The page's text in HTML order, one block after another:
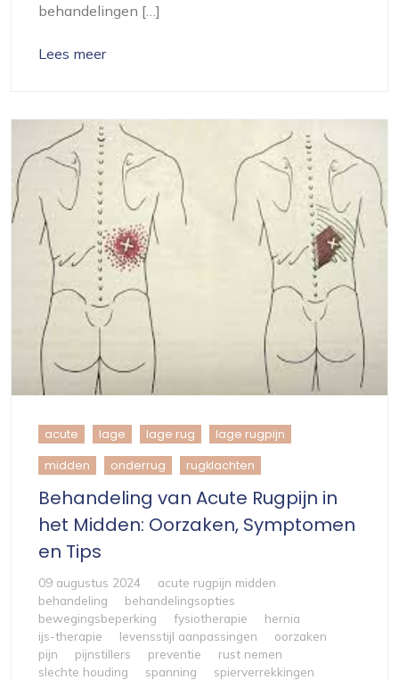
behandelingen […]
Lees meer
acute lage lage rug lage rugpijn
midden onderrug rugklachten
Behandeling van Acute Rugpijn in
het Midden: Oorzaken, Symptomen
en Tips
09 augustus 2024
acute rugpijn midden
behandeling
behandelingsopties
bewegingsbeperking
fysiotherapie
hernia
ijs-therapie
levensstijl aanpassingen
oorzaken
pijn
pijnstillers preventie
rust nemen
slechte houding
spanning
spierverrekkingen